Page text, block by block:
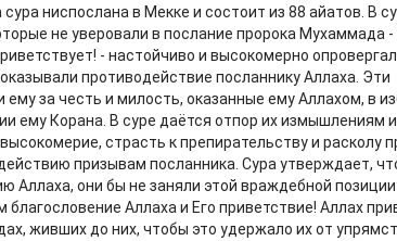
ниспослана в Мекке и состоит из 88 айатов. В
не уверовали в послание пророка Мухаммада -
- настойчиво и высокомерно
противодействие посланнику Аллаха. Эти
за честь и милость, оказанные ему Аллахом, в
ему Корана. В суре даётся отпор их измышлениям и
страсть к препирательству и расколу
призывам посланника. Сура утверждает,
Аллаха, они бы не заняли этой враждебной
благословение Аллаха и Его приветствие! Аллах
живших до них, чтобы это удержало их от